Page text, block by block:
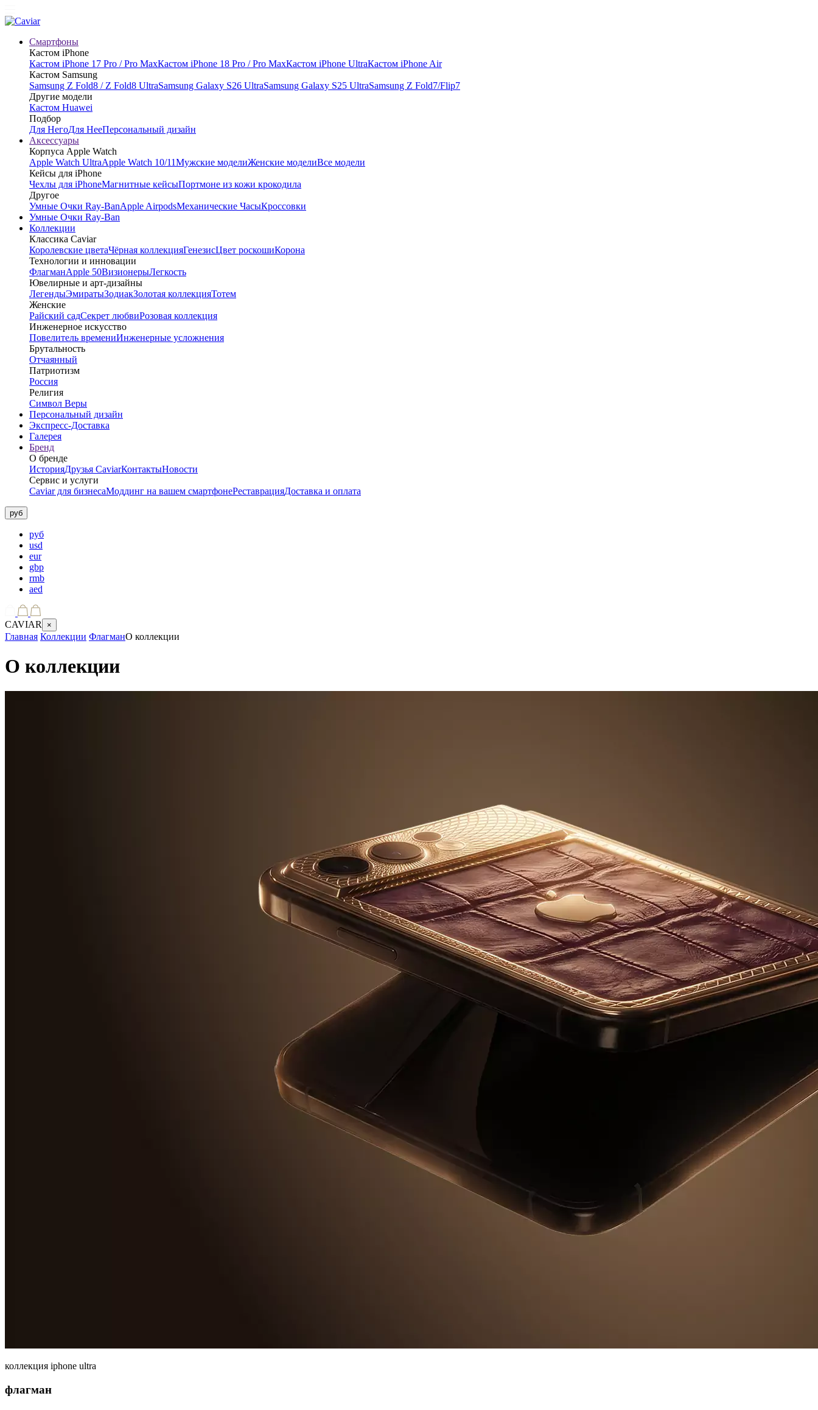
Смартфоны
Кастом iPhone
Кастом iPhone 17 Pro / Pro MaxКастом iPhone 18 Pro / Pro MaxКастом iPhone UltraКастом iPhone Air
Кастом Samsung
Samsung Z Fold8 / Z Fold8 UltraSamsung Galaxy S26 UltraSamsung Galaxy S25 UltraSamsung Z Fold7/Flip7
Другие модели
Кастом Huawei
Подбор
Для НегоДля НееПерсональный дизайн
Аксессуары
Корпуса Apple Watch
Apple Watch UltraApple Watch 10/11Мужские моделиЖенские моделиВсе модели
Кейсы для iPhone
Чехлы для iPhoneМагнитные кейсыПортмоне из кожи крокодила
Другое
Умные Очки Ray-BanApple AirpodsМеханические ЧасыКроссовки
Умные Очки Ray-Ban
Коллекции
Классика Caviar
Королевские цветаЧёрная коллекцияГенезисЦвет роскошиКорона
Технологии и инновации
ФлагманApple 50ВизионерыЛегкость
Ювелирные и арт-дизайны
ЛегендыЭмиратыЗодиакЗолотая коллекцияТотем
Женские
Райский садСекрет любвиРозовая коллекция
Инженерное искусство
Повелитель времениИнженерные усложнения
Брутальность
Отчаянный
Патриотизм
Россия
Религия
Символ Веры
Персональный дизайн
Экспресс-Доставка
Галерея
Бренд
О бренде
ИсторияДрузья CaviarКонтактыНовости
Сервис и услуги
Caviar для бизнесаМоддинг на вашем смартфонеРеставрацияДоставка и оплата
руб
руб
usd
eur
gbp
rmb
aed
CAVIAR ×
Главная Коллекции ФлагманО коллекции
О коллекции
коллекция iphone ultra
флагман